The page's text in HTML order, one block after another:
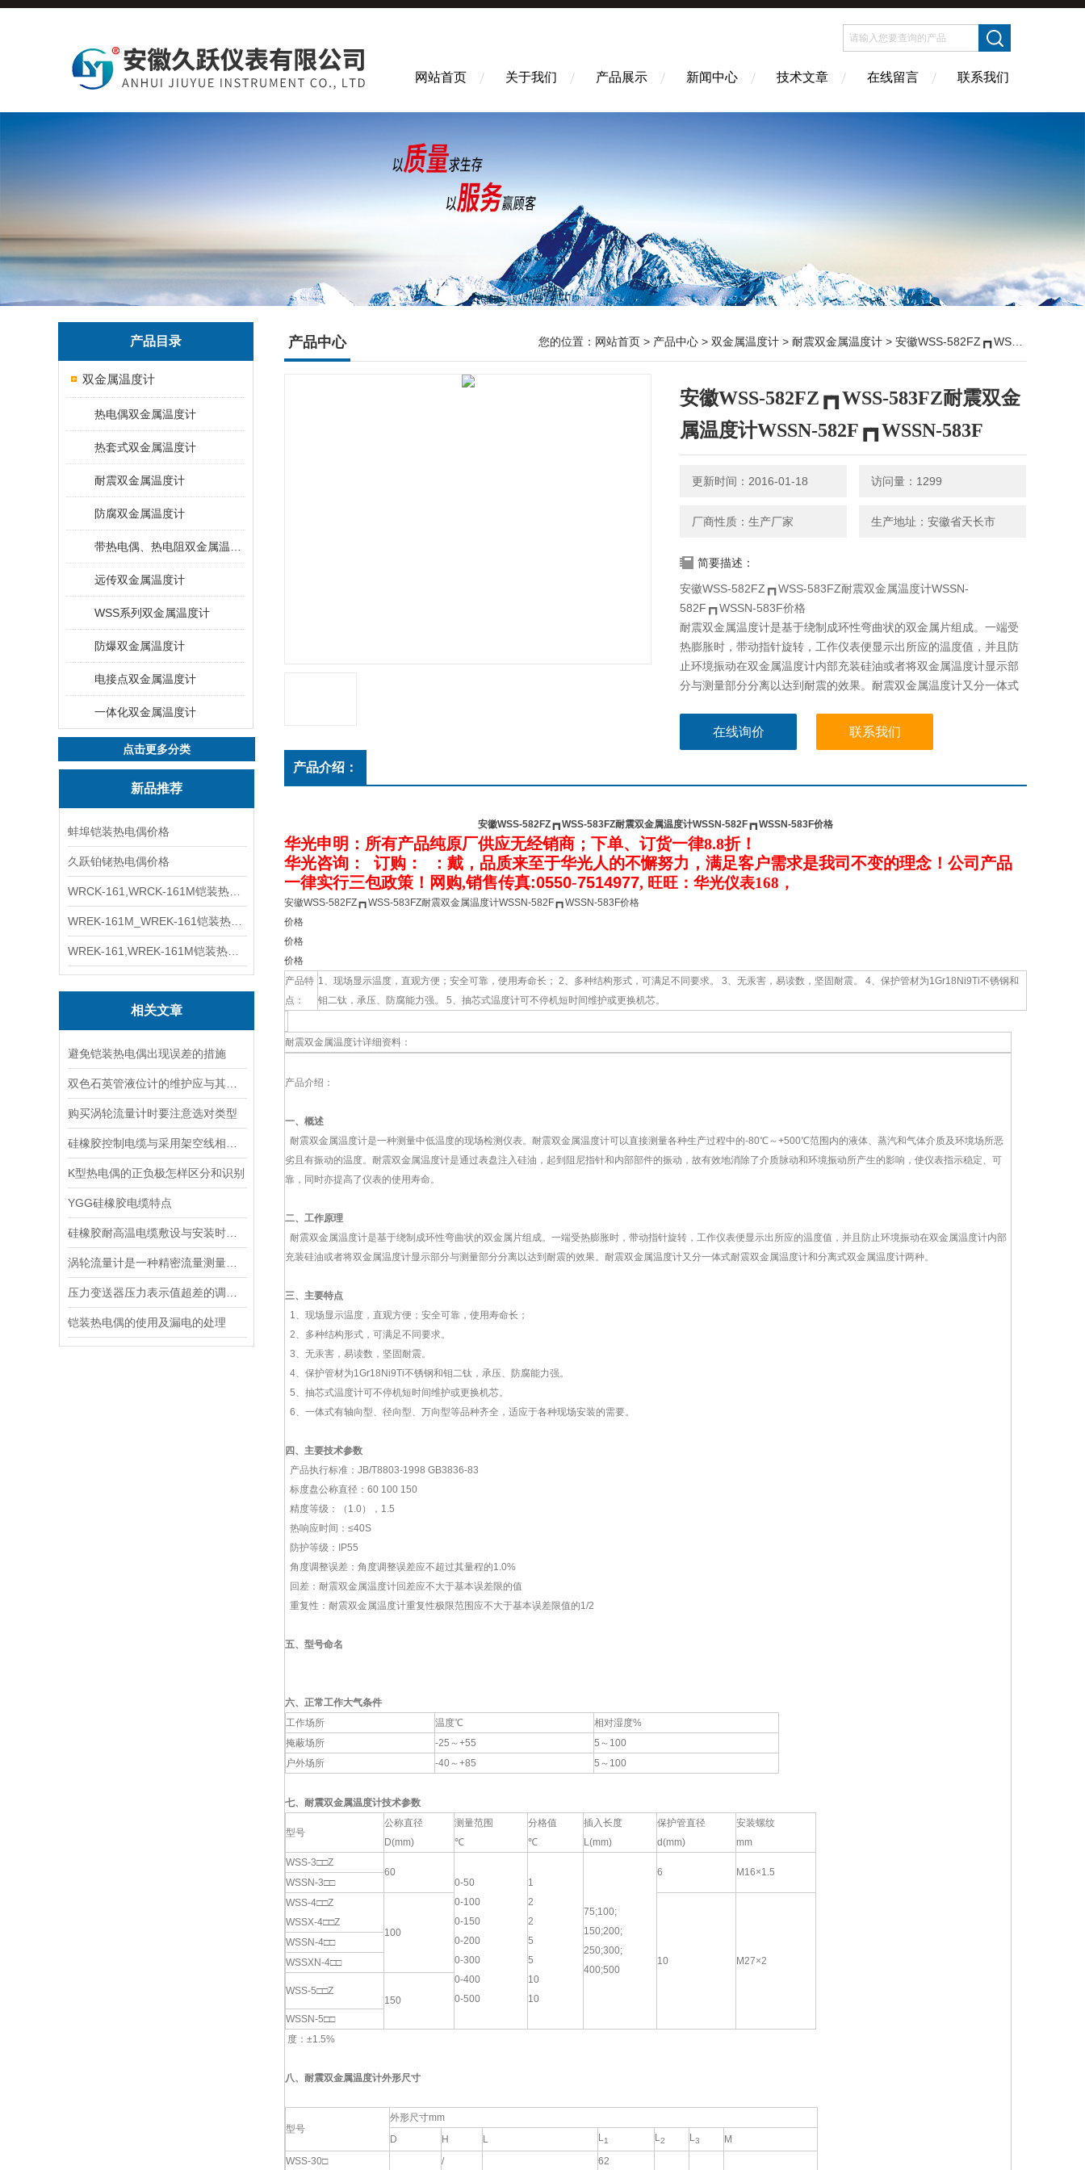
网站首页 关于我们 产品展示 新闻中心 技术文章 在线留言 联系我们
产品目录
双金属温度计
热电偶双金属温度计
热套式双金属温度计
耐震双金属温度计
防腐双金属温度计
远传双金属温度计
WSS系列双金属温度计
防爆双金属温度计
电接点双金属温度计
一体化双金属温度计
点击更多分类
新品推荐
蚌埠铠装热电偶价格
久跃铂铑热电偶价格
相关文章
避免铠装热电偶出现误差的措施
购买涡轮流量计时要注意选对类型
K型热电偶的正负极怎样区分和识别
YGG硅橡胶电缆特点
铠装热电偶的使用及漏电的处理
产品中心 您的位置： 网站首页 > 产品中心 > 双金属温度计 > 耐震双金属温度计 > 安徽WSS-582FZ┏┓WSS-583FZ耐震双金属温度计WSSN-582F┏┓WSSN-583F
安徽WSS-582FZ┏┓WSS-583FZ耐震双金
属温度计WSSN-582F┏┓WSSN-583F
更新时间：2016-01-18 访问量：1299
厂商性质：生产厂家 生产地址：安徽省天长市
简要描述：
安徽WSS-582FZ┏┓WSS-583FZ耐震双金属温度计WSSN-
582F┏┓WSSN-583F价格
耐震双金属温度计是基于绕制成环性弯曲状的双金属片组成。一端受
热膨胀时，带动指针旋转，工作仪表便显示出所应的温度值，并且防
止环境振动在双金属温度计内部充装硅油或者将双金属温度计显示部
分与测量部分分离以达到耐震的效果。耐震双金属温度计又分一体式
在线询价 联系我们
产品介绍：
安徽WSS-582FZ┏┓WSS-583FZ耐震双金属温度计WSSN-582F┏┓WSSN-583F价格
华光申明：所有产品纯原厂供应无经销商；下单、订货一律8.8折！
华光咨询 ： 订购 ： ： 戴 ，品质来至于华光人的不懈努力，满足客户需求是我司不变的理念！公司产品
一律实行三包政策！网购,销售传真:0550-7514977, 旺旺：华光仪表168，
安徽WSS-582FZ┏┓WSS-583FZ耐震双金属温度计WSSN-582F┏┓WSSN-583F价格
价格
价格
价格
产品特
点：
1、现场显示温度，直观方便；安全可靠，使用寿命长； 2、多种结构形式，可满足不同要求。 3、无汞害，易读数，坚固耐震。 4、保护管材为1Gr18Ni9Ti不锈钢和
钼二钛，承压、防腐能力强。 5、抽芯式温度计可不停机短时间维护或更换机芯。
耐震双金属温度计详细资料：
产品介绍：
一、概述
耐震双金属温度计是一种测量中低温度的现场检测仪表。耐震双金属温度计可以直接测量各种生产过程中的-80℃～+500℃范围内的液体、蒸汽和气体介质及环境场所恶
劣且有振动的温度。耐震双金属温度计是通过表盘注入硅油，起到阻尼指针和内部部件的振动，故有效地消除了介质脉动和环境振动所产生的影响，使仪表指示稳定、可
靠，同时亦提高了仪表的使用寿命。
二、工作原理
耐震双金属温度计是基于绕制成环性弯曲状的双金属片组成。一端受热膨胀时，带动指针旋转，工作仪表便显示出所应的温度值，并且防止环境振动在双金属温度计内部
充装硅油或者将双金属温度计显示部分与测量部分分离以达到耐震的效果。耐震双金属温度计又分一体式耐震双金属温度计和分离式双金属温度计两种。
三、主要特点
1、现场显示温度，直观方便；安全可靠，使用寿命长；
2、多种结构形式，可满足不同要求。
3、无汞害，易读数，坚固耐震。
4、保护管材为1Gr18Ni9Ti不锈钢和钼二钛，承压、防腐能力强。
5、抽芯式温度计可不停机短时间维护或更换机芯。
6、一体式有轴向型、径向型、万向型等品种齐全，适应于各种现场安装的需要。
四、主要技术参数
产品执行标准：JB/T8803-1998 GB3836-83
标度盘公称直径：60 100 150
精度等级：（1.0），1.5
热响应时间：≤40S
防护等级：IP55
角度调整误差：角度调整误差应不超过其量程的1.0%
回差：耐震双金属温度计回差应不大于基本误差限的值
重复性：耐震双金属温度计重复性极限范围应不大于基本误差限值的1/2
五、 型号命名
六、 正常工作大气条件
工作场所
温度℃
相对湿度%
掩蔽场所
-25～+55
5～100
户外场所
-40～+85 5～100
七、耐震双金属温度计技术参数
型号
公称直径
D(mm)
测量范围
℃
分格值
℃
插入长度
L(mm)
保护管直径
d(mm)
安装螺纹
mm
WSS-3□□Z
60
0-50
0-100
0-150
0-200
0-300
0-400
0-500
1
2
2
5
5
10
10
75;100;
150;200;
250;300;
400;500
6
M16×1.5
WSSN-3□□
WSS-4□□Z
WSSX-4□□Z
100
10 M27×2
WSSN-4□□
WSSXN-4□□
WSS-5□□Z
150
WSSN-5□□
度：±1.5%
八、 耐震双金属温度计外形尺寸
型号
外形尺寸mm
D
H L L1 L2 L3
M
WSS-30□
/
62